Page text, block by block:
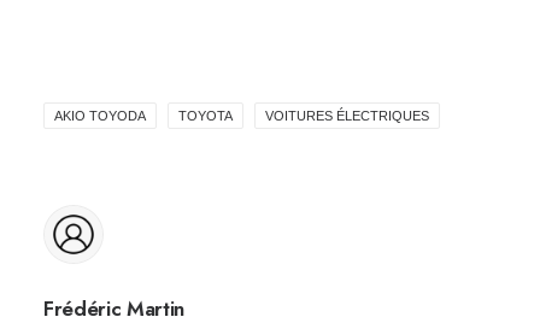
AKIO TOYODA TOYOTA VOITURES ÉLECTRIQUES
Frédéric Martin